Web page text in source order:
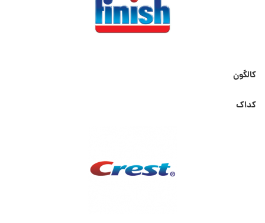
کالگون
کداک